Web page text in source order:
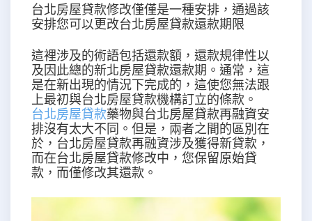
台北房屋貸款修改僅僅是一種安排，通過該
安排您可以更改台北房屋貸款還款期限
這裡涉及的術語包括還款額，還款規律性以
及因此總的新北房屋貸款還款期。通常，這
是在新出現的情況下完成的，這使您無法跟
上最初與台北房屋貸款機構訂立的條款。
台北房屋貸款藥物與台北房屋貸款再融資安
排沒有太大不同。但是，兩者之間的區別在
於，台北房屋貸款再融資涉及獲得新貸款，
而在台北房屋貸款修改中，您保留原始貸
款，而僅修改其還款。